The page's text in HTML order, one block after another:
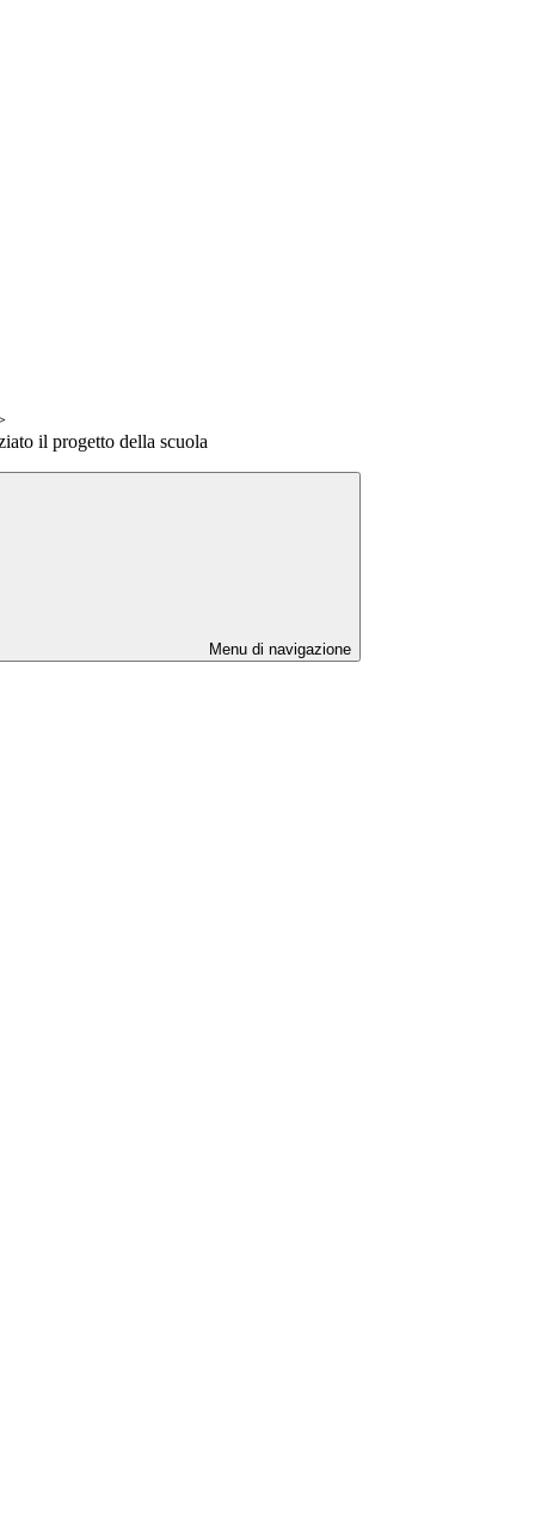
il progetto della scuola
Menu di navigazione